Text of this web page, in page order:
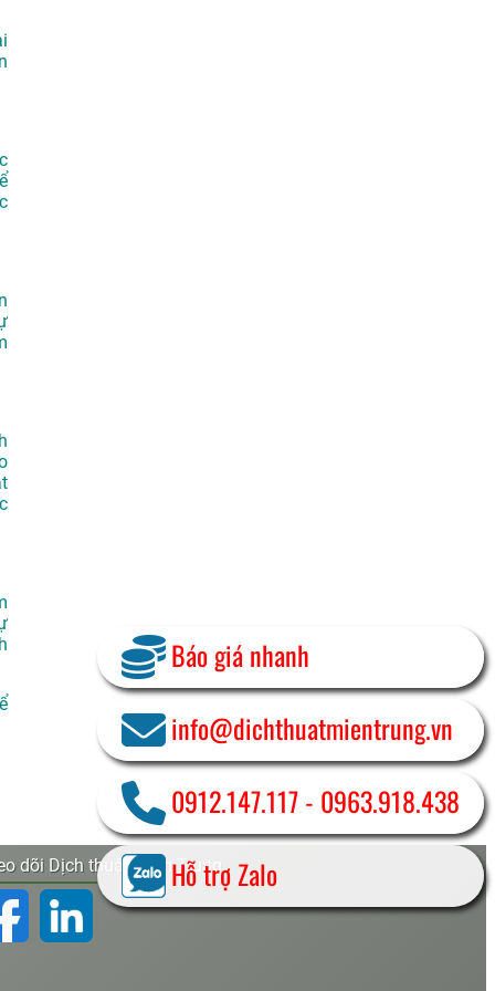
dõi Dịch thuật Miền Trung
Báo giá nhanh
info@dichthuatmientrung.vn
0912.147.117- 0963.918.438
Hỗ trợ Zalo